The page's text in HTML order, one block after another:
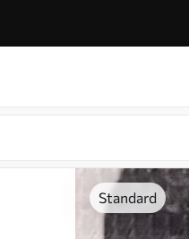
Standard